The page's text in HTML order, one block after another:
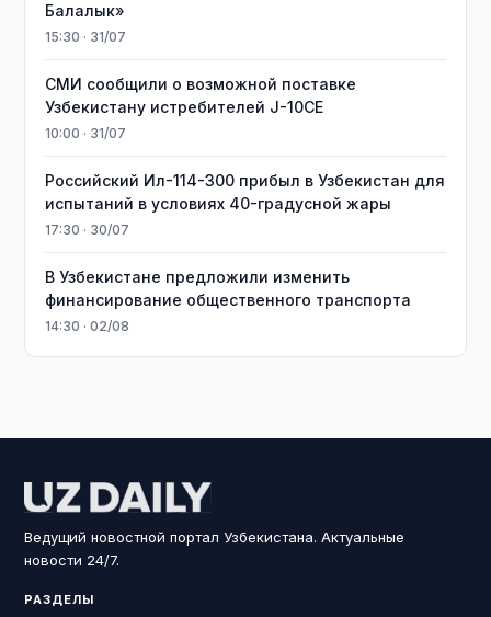
Балалык»
15:30 · 31/07
СМИ сообщили о возможной поставке
Узбекистану истребителей J-10CE
10:00 · 31/07
Российский Ил-114-300 прибыл в Узбекистан для
испытаний в условиях 40-градусной жары
17:30 · 30/07
В Узбекистане предложили изменить
финансирование общественного транспорта
14:30 · 02/08
Ведущий новостной портал Узбекистана. Актуальные
новости 24/7.
РАЗДЕЛЫ